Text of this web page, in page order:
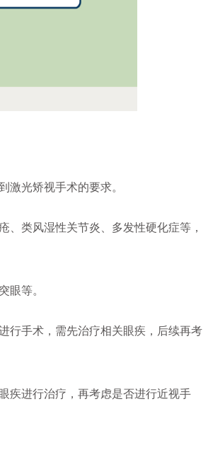
光矫视手术的要求。
类风湿性关节炎、多发性硬化症等，
眼等。
手术，需先治疗相关眼疾，后续再考
进行治疗，再考虑是否进行近视手